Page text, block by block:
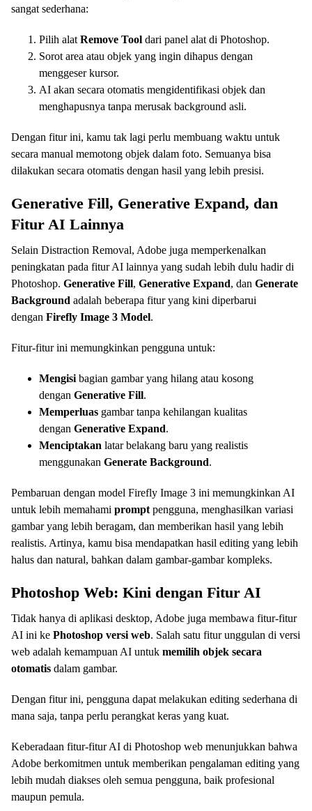
sangat sederhana:
Pilih alat Remove Tool dari panel alat di Photoshop.
Sorot area atau objek yang ingin dihapus dengan
menggeser kursor.
AI akan secara otomatis mengidentifikasi objek dan
menghapusnya tanpa merusak background asli.
Dengan fitur ini, kamu tak lagi perlu membuang waktu untuk
secara manual memotong objek dalam foto. Semuanya bisa
dilakukan secara otomatis dengan hasil yang lebih presisi.
Generative Fill, Generative Expand, dan
Fitur AI Lainnya
Selain Distraction Removal, Adobe juga memperkenalkan
peningkatan pada fitur AI lainnya yang sudah lebih dulu hadir di
Photoshop. Generative Fill, Generative Expand, dan Generate
Background adalah beberapa fitur yang kini diperbarui
dengan Firefly Image 3 Model.
Fitur-fitur ini memungkinkan pengguna untuk:
Mengisi bagian gambar yang hilang atau kosong
dengan Generative Fill.
Memperluas gambar tanpa kehilangan kualitas
dengan Generative Expand.
Menciptakan latar belakang baru yang realistis
menggunakan Generate Background.
Pembaruan dengan model Firefly Image 3 ini memungkinkan AI
untuk lebih memahami prompt pengguna, menghasilkan variasi
gambar yang lebih beragam, dan memberikan hasil yang lebih
realistis. Artinya, kamu bisa mendapatkan hasil editing yang lebih
halus dan natural, bahkan dalam gambar-gambar kompleks.
Photoshop Web: Kini dengan Fitur AI
Tidak hanya di aplikasi desktop, Adobe juga membawa fitur-fitur
AI ini ke Photoshop versi web. Salah satu fitur unggulan di versi
web adalah kemampuan AI untuk memilih objek secara
otomatis dalam gambar.
Dengan fitur ini, pengguna dapat melakukan editing sederhana di
mana saja, tanpa perlu perangkat keras yang kuat.
Keberadaan fitur-fitur AI di Photoshop web menunjukkan bahwa
Adobe berkomitmen untuk memberikan pengalaman editing yang
lebih mudah diakses oleh semua pengguna, baik profesional
maupun pemula.